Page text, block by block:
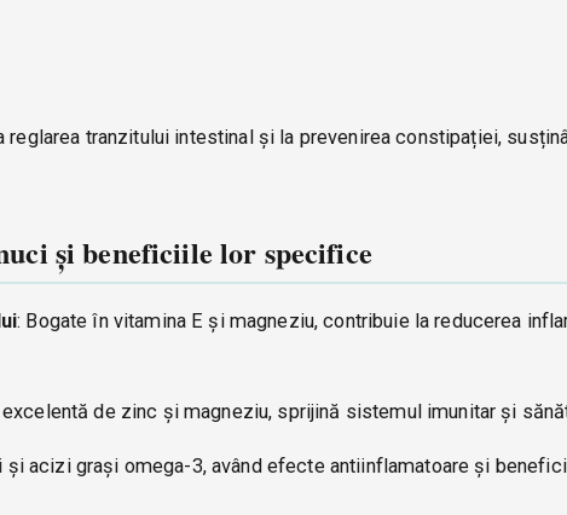
reglarea tranzitului intestinal și la prevenirea constipației,
și beneficiile lor specifice
: Bogate în vitamina E și magneziu, contribuie la reducerea
excelentă de zinc și magneziu, sprijină sistemul imunitar și
și acizi grași omega-3, având efecte antiinflamatoare și